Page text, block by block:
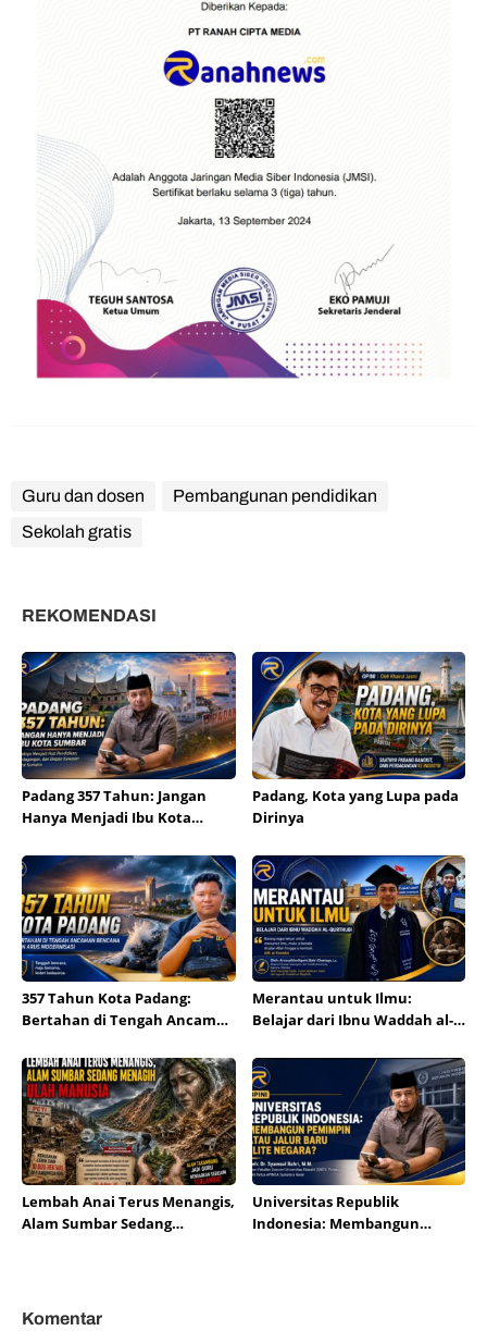
Guru dan dosen
Pembangunan pendidikan
Sekolah gratis
REKOMENDASI
Padang 357 Tahun: Jangan
Hanya Menjadi Ibu Kota
Padang, Kota yang Lupa pada
Dirinya
357 Tahun Kota Padang:
Bertahan di Tengah Ancaman
Modernisasi
Merantau untuk Ilmu:
Belajar dari Ibnu Waddah al-
Lembah Anai Terus Menangis,
Alam Sumbar Sedang
Universitas Republik
Indonesia: Membangun
Komentar